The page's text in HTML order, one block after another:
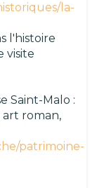
la-
l'histoire
visite
Saint-Malo :
roman,
patrimoine-